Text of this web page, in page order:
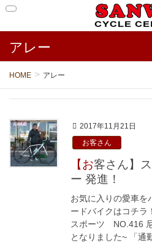
アレー
HOME アレー
2017年11月21日
お客さん
【お客さん】スペシャライズド アレ
ー 発進！
お気に入りの愛車
ードバイクはコチラ
スポーツ NO.416
となりました~ 「